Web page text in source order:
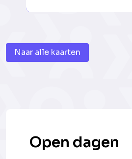
Naar alle kaarten
Open dagen